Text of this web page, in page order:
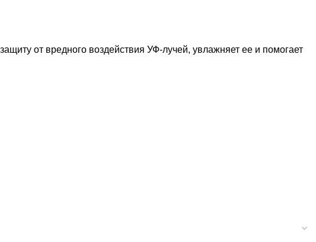
от вредного воздействия УФ-лучей, увлажняет ее и помогает